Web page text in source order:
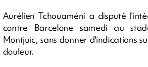
Aurélien Tchouaméni a disputé
contre Barcelone samedi au
Montjuic, sans donner d'indications
douleur.